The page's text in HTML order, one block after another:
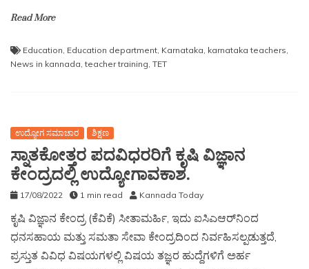
Read More
Education, Education department, Karnataka, karnataka teachers,
News in kannada,teacher training, TET
ಉದ್ಯೋಗ ಸಮಾಚಾರ ಶಿಕ್ಷಣ
ಸ್ನಾತಕೋತ್ತರ ಪದವಿಧರರಿಗೆ ಕೃಷಿ ವಿಜ್ಞಾನ
ಕೇಂದ್ರದಲ್ಲಿ ಉದ್ಯೋಗಾವಕಾಶ.
17/08/2022 1 min read Kannada Today
ಕೃಷಿ ವಿಜ್ಞಾನ ಕೇಂದ್ರ (ಕೆವಿಕೆ) ಸೀತಾಮರ್ಹಿ, ಇದು ಐಸಿಎಆರ್‌ನಿಂದ
ಧನಸಹಾಯ ಮತ್ತು ಸಮತಾ ಸೇವಾ ಕೇಂದ್ರದಿಂದ ನಿರ್ವಹಿಸಲ್ಪಡುತ್ತದೆ,
ಪ್ರಸ್ತುತ ವಿವಿಧ ವಿಷಯಗಳಲ್ಲಿ ವಿಷಯ ತಜ್ಞರ ಹುದ್ದೆಗಳಿಗೆ ಅರ್ಹ